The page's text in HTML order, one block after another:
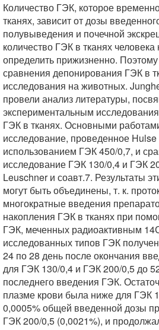
Количество ГЭК, которое
тканях, зависит от дозы
полувыведения и почечной
количество ГЭК в тканях
определить прижизненно.
сравнения депонирования ГЭК в
исследования на животных.
провели анализ литературы,
экспериментальным
ГЭК в тканях. Основными
исследование, проведенное
использованием ГЭК 450/0,7, и
исследование ГЭК 130/0,4 и ГЭК
Leuschner и соавт.7. Результаты
могут быть объединены, т. к.
многократные введения
накопления ГЭК в тканях при
ГЭК, меченных радиоактивным
исследованных типов ГЭК
24 по 28 день после окончания
для ГЭК 130/0,4 и ГЭК 200/0,5 до
последнего введения ГЭК.
плазме крови была ниже для ГЭК
0,0005% общей введенной дозы
ГЭК 200/0,5 (0,0021%), и